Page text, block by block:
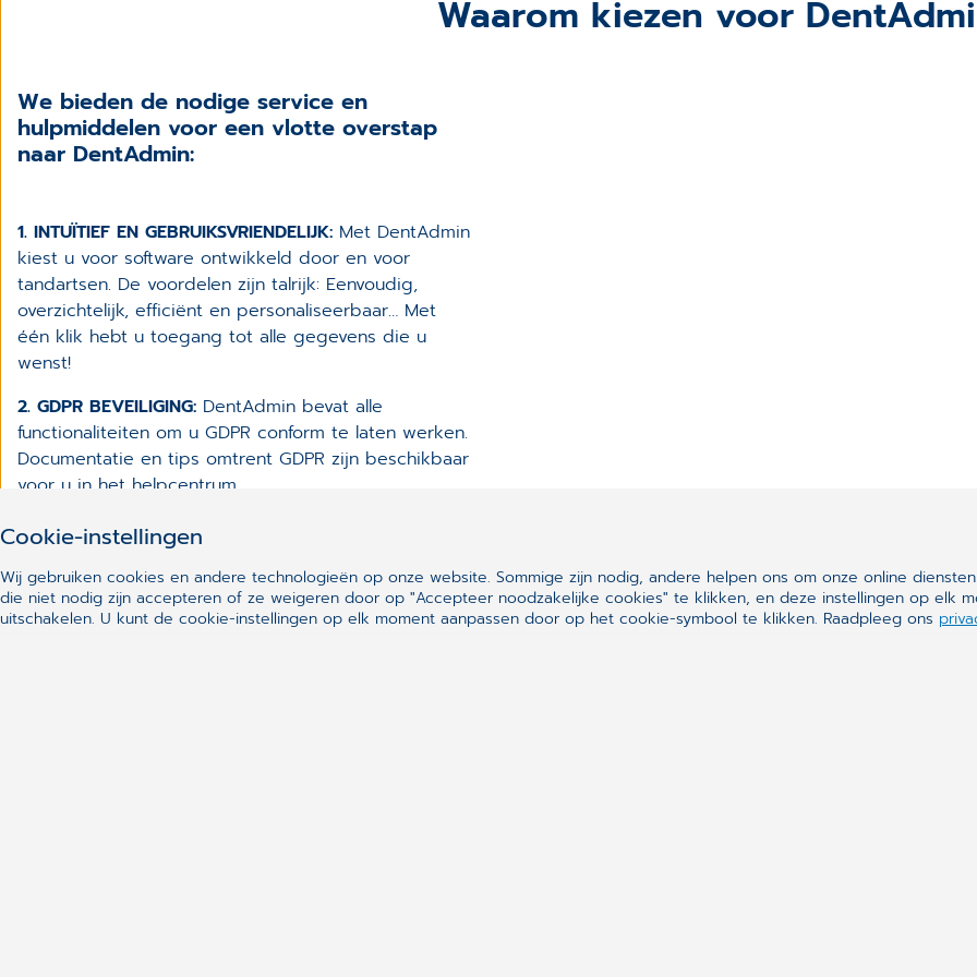
Waarom kiezen voor
We bieden de nodige service en
hulpmiddelen voor een vlotte overstap
naar DentAdmin:
1. INTUÏTIEF EN GEBRUIKSVRIENDELIJK: Met DentAdmin
kiest u voor software ontwikkeld door en voor
tandartsen. De voordelen zijn talrijk: Eenvoudig,
overzichtelijk, efficiënt en personaliseerbaar… Met
één klik hebt u toegang tot alle gegevens die u
wenst!
2. GDPR BEVEILIGING: DentAdmin bevat alle
functionaliteiten om u GDPR conform te laten werken.
Documentatie en tips omtrent GDPR zijn beschikbaar
voor u in het helpcentrum.
3. MIGRATIE VAN UW GEGEVENS:
patiëntengegevens uit de meest courante
tandheelkundige software programma’s;
4. OPLEIDINGEN: web opleidingen of opleidingen ter
Cookie-instellingen
Wij gebruiken cookies en andere technologieën op onze website. Sommige zijn nodig, andere helpen ons om onze online
die niet nodig zijn accepteren of ze weigeren door op "Accepteer noodzakelijke cookies" te klikken, en deze instellingen op elk
uitschakelen. U kunt de cookie-instellingen op elk moment aanpassen door op het cookie-symbool te klikken. Raadpleeg ons